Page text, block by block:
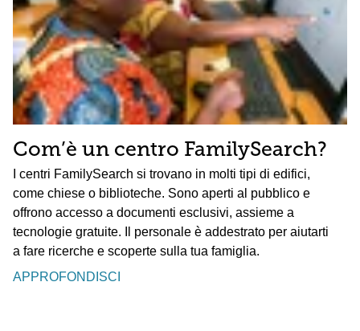
Com’è un centro FamilySearch?
I centri FamilySearch si trovano in molti tipi di edifici,
come chiese o biblioteche. Sono aperti al pubblico e
offrono accesso a documenti esclusivi, assieme a
tecnologie gratuite. Il personale è addestrato per aiutarti
a fare ricerche e scoperte sulla tua famiglia.
APPROFONDISCI